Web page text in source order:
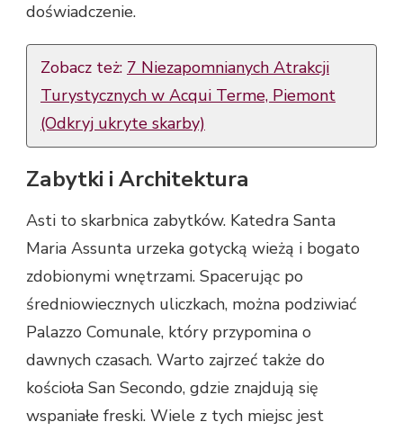
doświadczenie.
Zobacz też: 7 Niezapomnianych Atrakcji
Turystycznych w Acqui Terme, Piemont
(Odkryj ukryte skarby)
Zabytki i Architektura
Asti to skarbnica zabytków. Katedra Santa
Maria Assunta urzeka gotycką wieżą i bogato
zdobionymi wnętrzami. Spacerując po
średniowiecznych uliczkach, można podziwiać
Palazzo Comunale, który przypomina o
dawnych czasach. Warto zajrzeć także do
kościoła San Secondo, gdzie znajdują się
wspaniałe freski. Wiele z tych miejsc jest